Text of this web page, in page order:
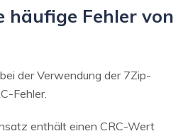
häufige Fehler von
der Verwendung der 7Zip-
Fehler.
enthält einen CRC-Wert